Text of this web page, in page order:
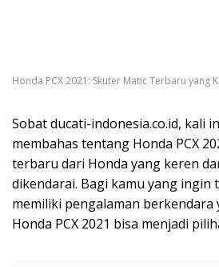
Honda PCX 2021: Skuter Matic Terbaru yang
Sobat ducati-indonesia.co.id, kali
membahas tentang Honda PCX
terbaru dari Honda yang keren
dikendarai. Bagi kamu yang ingin
memiliki pengalaman berkendara
Honda PCX 2021 bisa menjadi